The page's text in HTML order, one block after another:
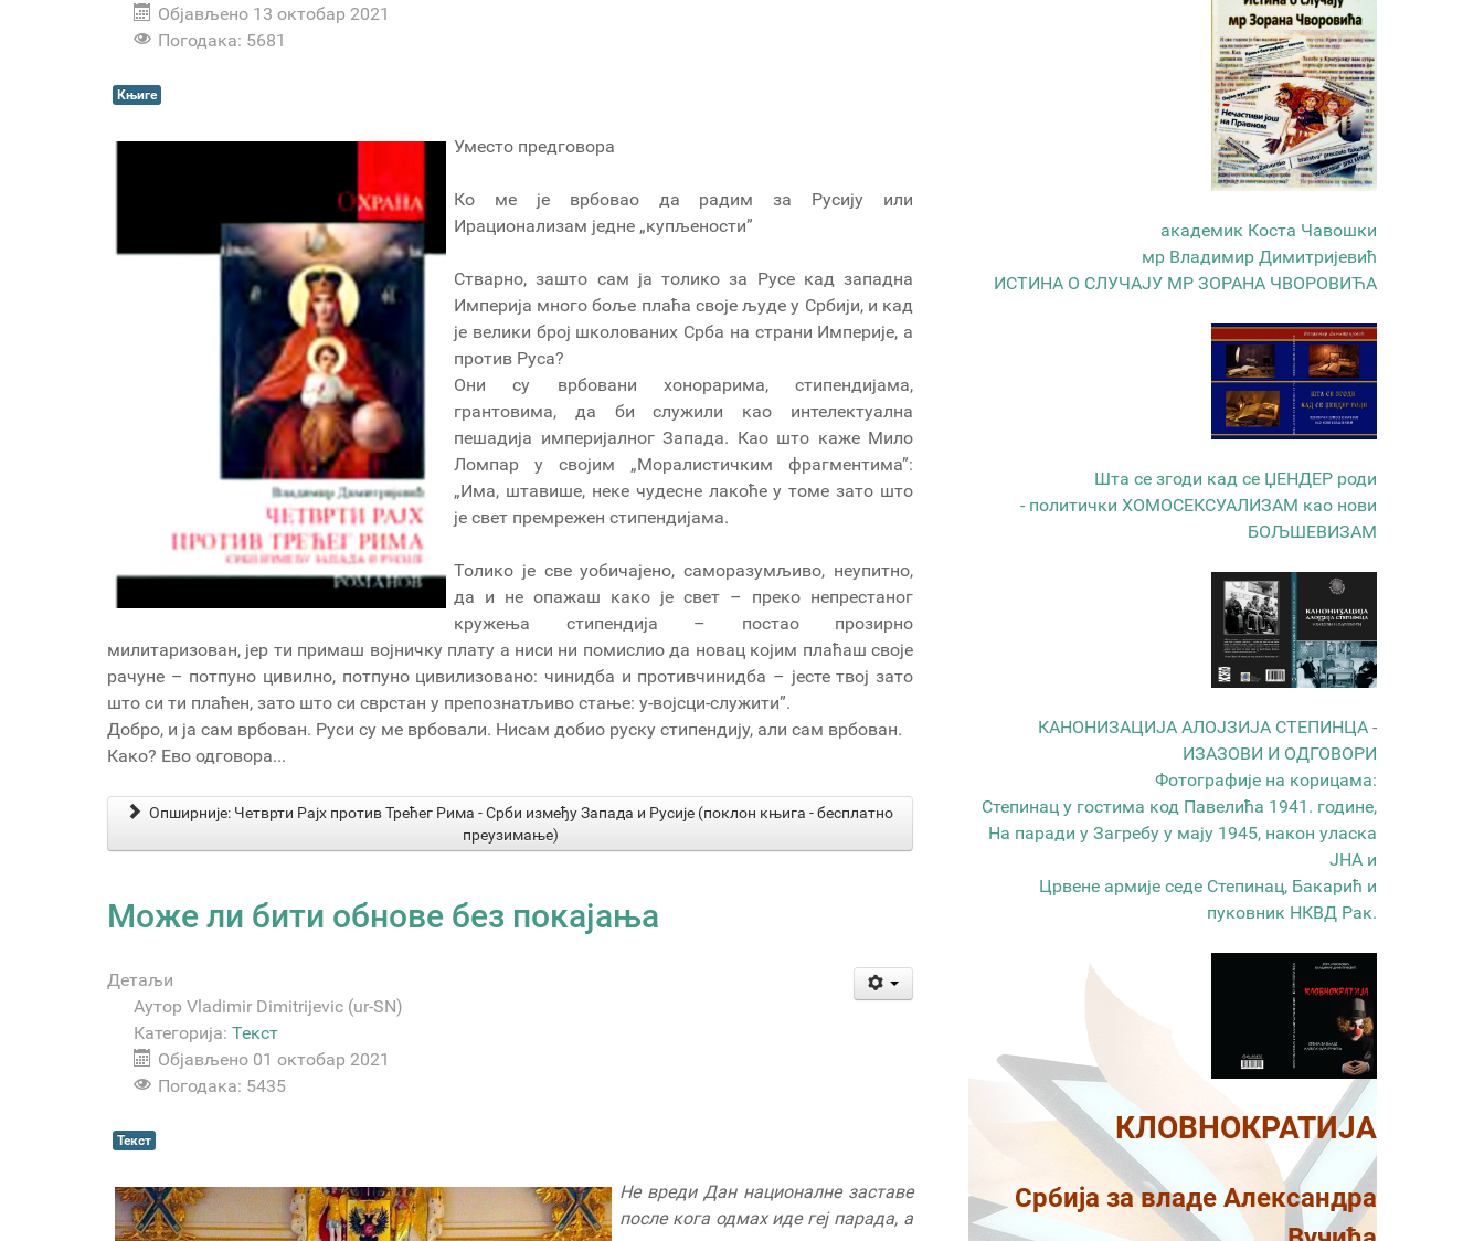
Објављено 13 октобар 2021
Погодака: 5681
Књиге
Уместо предговора
Ко ме је врбовао да радим за Русију или
Ирационализам једне „купљености”
Стварно, зашто сам ја толико за Русе кад западна
Империја много боље плаћа своје људе у Србији, и кад
је велики број школованих Срба на страни Империје, а
против Руса?
Они су врбовани хонорарима, стипендијама,
грантовима, да би служили као интелектуална
пешадија империјалног Запада. Као што каже Мило
Ломпар у својим „Моралистичким фрагментима”:
„Има, штавише, неке чудесне лакоће у томе зато што
је свет премрежен стипендијама.
Толико је све уобичајено, саморазумљиво, неупитно,
да и не опажаш како је свет – преко непрестаног
кружења стипендија – постао прозирно
милитаризован, јер ти примаш војничку плату а ниси ни помислио да новац којим плаћаш своје
рачуне – потпуно цивилно, потпуно цивилизовано: чинидба и противчинидба – јесте твој зато
што си ти плаћен, зато што си сврстан у препознатљиво стање: у-војсци-служити”.
Добро, и ја сам врбован. Руси су ме врбовали. Нисам добио руску стипендију, али сам врбован.
Како? Ево одговора...
Опширније: Четврти Рајх против Трећег Рима - Срби између Запада и Русије (поклон књига - бесплатно
преузимање)
Може ли бити обнове без покајања
Детаљи
Аутор Vladimir Dimitrijevic (ur-SN)
Категорија: Текст
Објављено 01 октобар 2021
Погодака: 5435
Текст
Не вреди Дан националне заставе
после кога одмах иде геј парада, а
академик Коста Чавошки
мр Владимир Димитријевић
ИСТИНА О СЛУЧАЈУ МР ЗОРАНА ЧВОРОВИЋА
Шта се згоди кад се ЏЕНДЕР роди
- политички ХОМОСЕКСУАЛИЗАМ као нови
БОЉШЕВИЗАМ
КАНОНИЗАЦИЈА АЛОЈЗИЈА СТЕПИНЦА -
ИЗАЗОВИ И ОДГОВОРИ
Фотографије на корицама:
Степинац у гостима код Павелића 1941. године,
На паради у Загребу у мају 1945, након уласка
ЈНА и
Црвене армије седе Степинац, Бакарић и
пуковник НКВД Рак.
КЛОВНОКРАТИЈА
Србија за владе Александра